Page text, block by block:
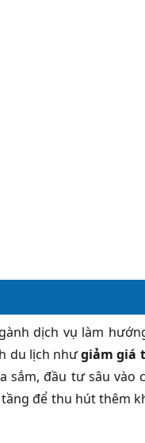
dịch vụ làm
du lịch nhưgiảm giá
sắm, đầu tư sâu vào
để thu hút thêm